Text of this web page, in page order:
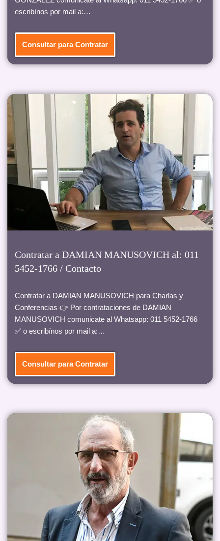
escribínos por mail a:…
Consultar para Contratar
Contratar a DAMIAN MANUSOVICH al: 011
5452-1766 / Contacto
Contratar a DAMIAN MANUSOVICH para Charlas y
Conferencias 👉 Por contrataciones de DAMIAN
MANUSOVICH comunicate al Whatsapp: 011 5452-1766
✅ o escribínos por mail a:…
Consultar para Contratar